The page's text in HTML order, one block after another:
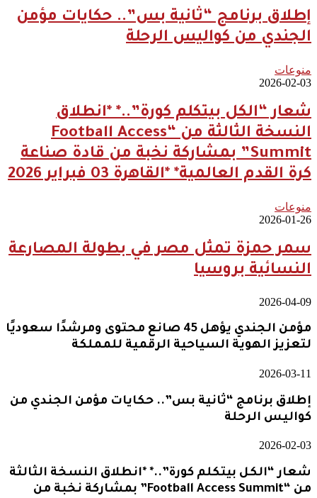
إطلاق برنامج “ثانية بس”.. حكايات مؤمن
الجندي من كواليس الرحلة
منوعات
2026-02-03
شعار “الكل بيتكلم كورة”..* *انطلاق
النسخة الثالثة من “Football Access
Summit” بمشاركة نخبة من قادة صناعة
كرة القدم العالمية* *القاهرة 03 فبراير 2026
منوعات
2026-01-26
سمر حمزة تمثل مصر في بطولة المصارعة
النسائية بروسيا
2026-04-09
مؤمن الجندي يؤهل 45 صانع محتوى ومرشدًا سعوديًا
لتعزيز الهوية السياحية الرقمية للمملكة
2026-03-11
إطلاق برنامج “ثانية بس”.. حكايات مؤمن الجندي من
كواليس الرحلة
2026-02-03
شعار “الكل بيتكلم كورة”..* *انطلاق النسخة الثالثة
من “Football Access Summit” بمشاركة نخبة من